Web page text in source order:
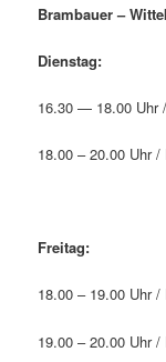
Brambauer –
Dienstag:
16.30 — 18.00 Uhr
18.00 – 20.00 Uhr
Freitag:
18.00 – 19.00 Uhr
19.00 – 20.00 Uhr